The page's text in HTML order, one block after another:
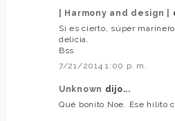
| Harmony and design |
Sí es cierto, súper
delicia.
Bss
7/21/2014 1:00 p. m.
Unknown dijo...
Qué bonito Noe. Ese hilito